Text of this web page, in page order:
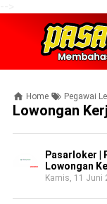
Home Pegawai
Lowongan
Pasarloker |
Lowongan
Kamis, 11 Juni